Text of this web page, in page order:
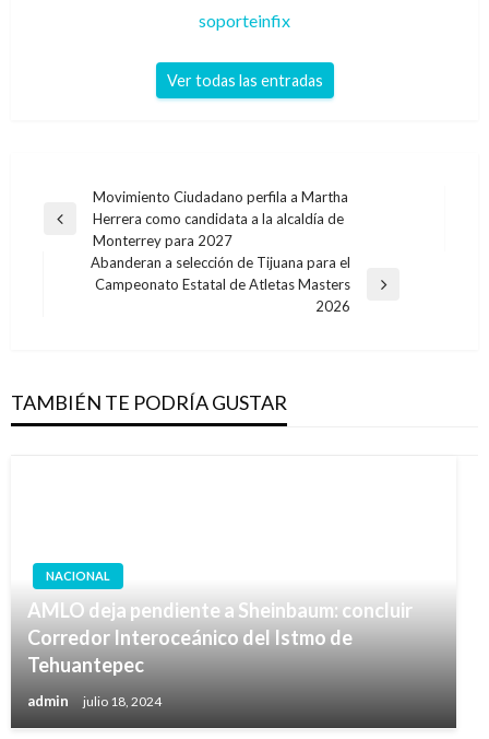
soporteinfix
Ver todas las entradas
Navegación
de
entradas
Entrada
anterior
Movimiento Ciudadano perfila a Martha
Herrera como candidata a la alcaldía de
Monterrey para 2027
Entrada
Abanderan a selección de Tijuana para el
Campeonato Estatal de Atletas Masters
2026
TAMBIÉN TE PODRÍA GUSTAR
NACIONAL
AMLO deja pendiente a Sheinbaum: concluir
Corredor Interoceánico del Istmo de
Tehuantepec
admin julio 18, 2024